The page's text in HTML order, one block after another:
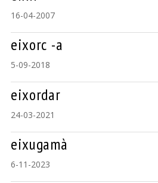
16-04-2007
eixorc -a
5-09-2018
eixordar
24-03-2021
eixugamà
6-11-2023